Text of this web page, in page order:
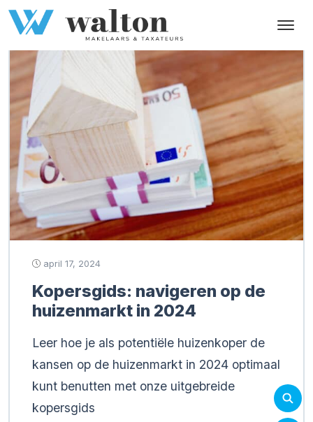
Tag: kopersgids 2024
april 17, 2024
Kopersgids: navigeren op de
huizenmarkt in 2024
Leer hoe je als potentiële huizenkoper de
kansen op de huizenmarkt in 2024 optimaal
kunt benutten met onze uitgebreide
kopersgids